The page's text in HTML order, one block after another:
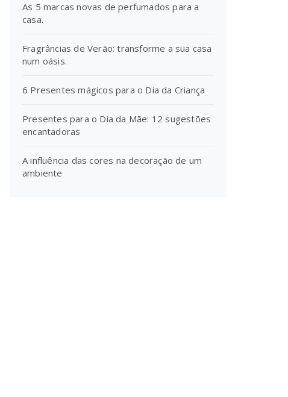
As 5 marcas novas de perfumados para a
casa.
Fragrâncias de Verão: transforme a sua casa
num oásis.
6 Presentes mágicos para o Dia da Criança
Presentes para o Dia da Mãe: 12 sugestões
encantadoras
A influência das cores na decoração de um
ambiente